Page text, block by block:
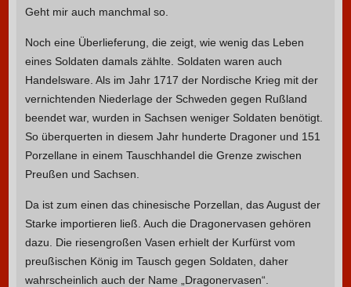
Geht mir auch manchmal so.
Noch eine Überlieferung, die zeigt, wie wenig das Leben
eines Soldaten damals zählte. Soldaten waren auch
Handelsware. Als im Jahr 1717 der Nordische Krieg mit der
vernichtenden Niederlage der Schweden gegen Rußland
beendet war, wurden in Sachsen weniger Soldaten benötigt.
So überquerten in diesem Jahr hunderte Dragoner und 151
Porzellane in einem Tauschhandel die Grenze zwischen
Preußen und Sachsen.
Da ist zum einen das chinesische Porzellan, das August der
Starke importieren ließ. Auch die Dragonervasen gehören
dazu. Die riesengroßen Vasen erhielt der Kurfürst vom
preußischen König im Tausch gegen Soldaten, daher
wahrscheinlich auch der Name „Dragonervasen“.